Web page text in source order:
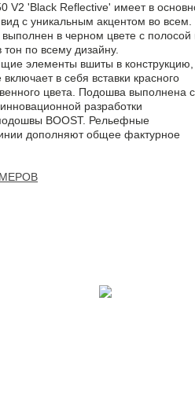
V2 'Black Reflective' имеет в
с уникальным акцентом во всем.
в черном цвете с полосой
по всему дизайну.
элементы вшиты в
включает в себя вставки красного
цвета. Подошва выполнена с
разработки
BOOST. Рельефные
дополняют общее фактурное